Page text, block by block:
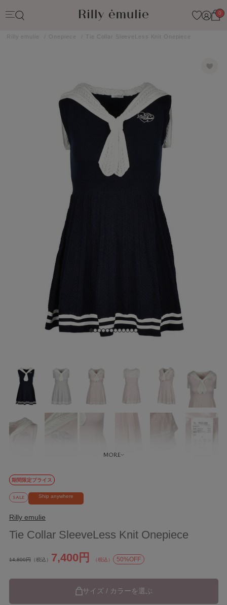
0
Rilly emulie Onepiece Tie Collar SleeveLess Knit Onepiece
期間限定プライス
SALE Ship anywhere
Rilly emulie
Tie Collar SleeveLess Knit Onepiece
14,800円 （税込） 7,400円 （税込） 50%OFF
サイズ / カラーを選ぶ